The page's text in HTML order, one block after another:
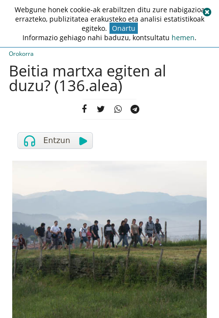
Orokorra
Beitia martxa egiten al
duzu? (136.alea)
Webgune honek cookie-ak erabiltzen ditu zure nabigazioa
errazteko, publizitatea erakusteko eta analisi estatistikoak
egiteko. Onartu
Informazio gehiago nahi baduzu, kontsultatu hemen.